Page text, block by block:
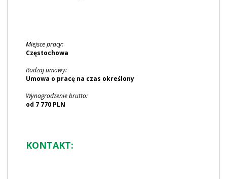
Miejsce pracy:
Częstochowa
Rodzaj umowy:
Umowa o pracę na czas określony
Wynagrodzenie brutto:
od 7 770 PLN
KONTAKT: